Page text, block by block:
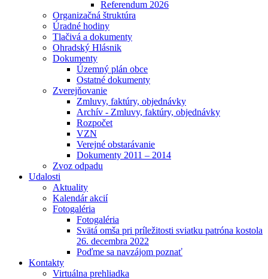
Referendum 2026
Organizačná štruktúra
Úradné hodiny
Tlačivá a dokumenty
Ohradský Hlásnik
Dokumenty
Územný plán obce
Ostatné dokumenty
Zverejňovanie
Zmluvy, faktúry, objednávky
Archív - Zmluvy, faktúry, objednávky
Rozpočet
VZN
Verejné obstarávanie
Dokumenty 2011 – 2014
Zvoz odpadu
Udalosti
Aktuality
Kalendár akcií
Fotogaléria
Fotogaléria
Svätá omša pri príležitosti sviatku patróna kostola
26. decembra 2022
Poďme sa navzájom poznať
Kontakty
Virtuálna prehliadka